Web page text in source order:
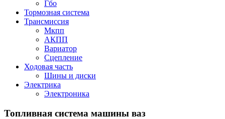
Гбо
Тормозная система
Трансмиссия
Мкпп
АКПП
Вариатор
Сцепление
Ходовая часть
Шины и диски
Электрика
Электроника
Топливная система машины ваз